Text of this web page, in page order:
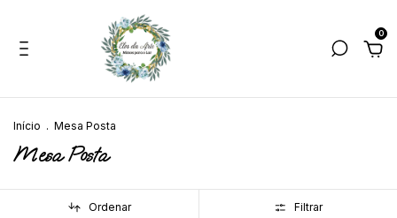
0
Início . Mesa Posta
Mesa Posta
Ordenar Filtrar